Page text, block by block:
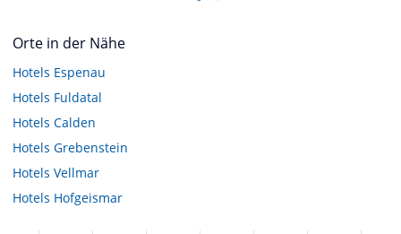
Orte in der Nähe
Hotels Espenau
Hotels Fuldatal
Hotels Calden
Hotels Grebenstein
Hotels Vellmar
Hotels Hofgeismar